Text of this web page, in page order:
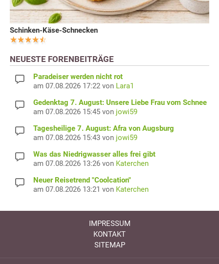
Schinken-Käse-Schnecken
NEUESTE FORENBEITRÄGE
Paradeiser werden nicht rot
am 07.08.2026 17:22 von Lara1
Gedenktag 7. August: Unsere Liebe Frau vom Schnee
am 07.08.2026 15:45 von jowi59
Tagesheilige 7. August: Afra von Augsburg
am 07.08.2026 15:43 von jowi59
Was das Niedrigwasser alles frei gibt
am 07.08.2026 13:26 von Katerchen
Neuer Reisetrend "Coolcation"
am 07.08.2026 13:21 von Katerchen
IMPRESSUM
KONTAKT
SITEMAP